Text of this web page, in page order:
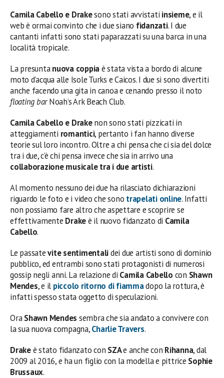
Camila Cabello e Drakesono stati avvistati insieme, e il
web è ormai convinto che i due siano fidanzati. I due
cantanti infatti sono stati paparazzati su una barca in una
località tropicale.
La presuntanuova coppiaè stata vista a bordo di alcune
moto d’acqua alle Isole Turks e Caicos. I due si sono divertiti
anche facendo una gita in canoa e cenando presso il noto
floating barNoah’s Ark Beach Club.
Camila Cabello e Drakenon sono stati pizzicati in
atteggiamenti romantici, pertanto i fan hanno diverse
teorie sul loro incontro. Oltre a chi pensa che ci sia del dolce
tra i due, c’è chi pensa invece che sia in arrivo una
collaborazione musicale tra i due artisti.
Al momento nessuno dei due ha rilasciato dichiarazioni
riguardo le foto e i video che sono trapelati online. Infatti
non possiamo fare altro che aspettare e scoprire se
effettivamente Drakeè il nuovo fidanzato di Camila
Cabello.
Le passatevite sentimentalidei due artisti sono di dominio
pubblico, ed entrambi sono stati protagonisti di numerosi
gossip negli anni. La relazione di Camila Cabello con Shawn
Mendes, e il piccolo ritorno di fiammadopo la rottura, è
infatti spesso stata oggetto di speculazioni.
OraShawn Mendes sembra che sia andato a convivere con
la sua nuova compagna,Charlie Travers.
Drakeè stato fidanzato con SZAe anche con Rihanna, dal
2009 al 2016, e ha un figlio con la modella e pittrice Sophie
Brussaux.